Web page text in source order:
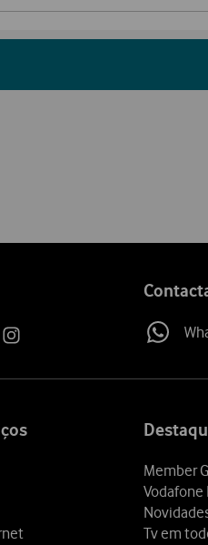
Member
Vodafone
Tv em